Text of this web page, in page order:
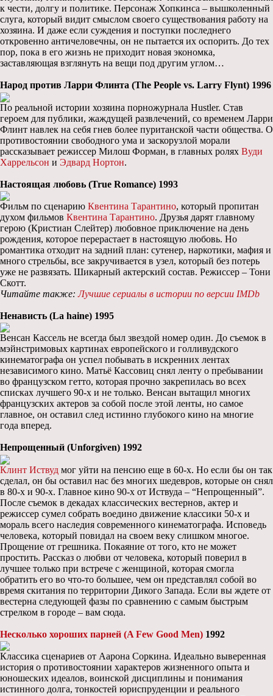
к чести, долгу и политике. Персонаж Хопкинса – вышколенный
слуга, который видит смыслом своего существования работу на
хозяина. И даже если суждения и поступки последнего
откровенно античеловечны, он не пытается их оспорить. До тех
пор, пока в его жизнь не приходит новая экономка,
заставляющая взглянуть на вещи под другим углом…
Народ против Ларри Флинта (The People vs. Larry Flynt) 1996
По реальной истории хозяина порножурнала Hustler. Став
героем для публики, жаждущей развлечений, со временем Ларри
Флинт навлек на себя гнев более пуританской части общества. О
противостоянии свободного ума и заскорузлой морали
рассказывает режиссер Милош Форман, в главных ролях Вуди
Харрельсон и Эдвард Нортон.
Настоящая любовь (True Romance) 1993
Фильм по сценарию Квентина Тарантино, который пропитан
духом фильмов Квентина Тарантино. Друзья дарят главному
герою (Кристиан Слейтер) любовное приключение на день
рождения, которое перерастает в настоящую любовь. Но
романтика отходит на задний план: сутенер, наркотики, мафия и
много стрельбы, все закручивается в узел, который без потерь
уже не развязать. Шикарный актерский состав. Режиссер – Тони
Скотт.
Читайте также:Лучшие сериалы в истории по версии IMDb
Ненависть (La haine) 1995
Венсан Кассель не всегда был звездой номер один. До съемок в
мэйнстримовых картинах европейского и голливудского
кинематографа он успел побывать в искренних лентах
независимого кино. Матьё Кассовиц снял ленту о пребывании
во французском гетто, которая прочно закрепилась во всех
списках лучшего 90-х и не только. Венсан вытащил многих
французских актеров за собой после этой ленты, но самое
главное, он оставил след истинно глубокого кино на многие
года вперед.
Непрощенный (Unforgiven) 1992
Клинт Иствуд мог уйти на пенсию еще в 60-х. Но если бы он так
сделал, он бы оставил нас без многих шедевров, которые он снял
в 80-х и 90-х. Главное кино 90-х от Иствуда – “Непрощенный”.
После съемок в декадах классических вестернов, актер и
режиссер сумел собрать воедино движение классики 50-х и
мораль всего наследия современного кинематографа. Исповедь
человека, который повидал на своем веку слишком многое.
Прощение от грешника. Покаяние от того, кто не может
простить. Рассказ о любви от человека, который поверил в
лучшее только при встрече с женщиной, которая смогла
обратить его во что-то большее, чем он представлял собой во
время скитания по территории Дикого Запада. Если вы ждете от
вестерна следующей фазы по сравнению с самым быстрым
стрелком в городе – вам сюда.
Несколько хороших парней (A Few Good Men) 1992
Классика сценариев от Аарона Соркина. Идеально выверенная
история о противостоянии характеров жизненного опыта и
юношеских идеалов, воинской дисциплины и понимания
истинного долга, тонкостей юриспруденции и реального